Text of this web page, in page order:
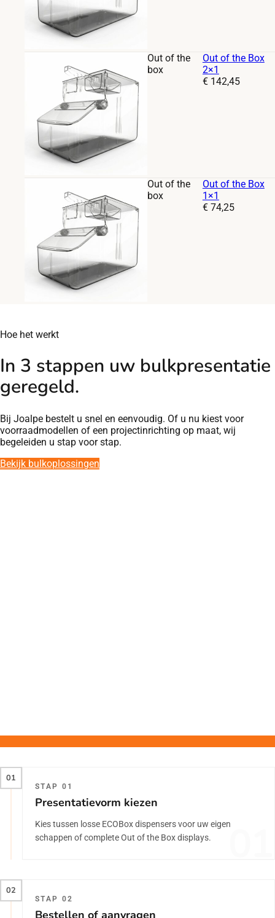
Out of the
box
Out of the Box
2×1
Prijs:
€142,45
Out of the
box
Out of the Box
1×1
Prijs:
€74,25
Hoe het werkt
In 3 stappen uw bulkpresentatie
geregeld.
Bij Joalpe bestelt u snel en eenvoudig. Of u nu kiest voor
voorraadmodellen of een projectinrichting op maat, wij
begeleiden u stap voor stap.
Bekijk bulkoplossingen
01
01
STAP 01
Presentatievorm kiezen
Kies tussen losse ECOBox dispensers voor uw eigen
schappen of complete Out of the Box displays.
02
STAP 02
Bestellen of aanvragen